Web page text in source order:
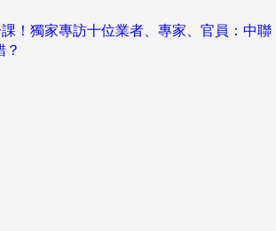
！獨家專訪十位業者、專家、官員：中聯
？